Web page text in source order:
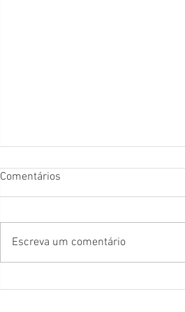
Comentários
Escreva um comentário